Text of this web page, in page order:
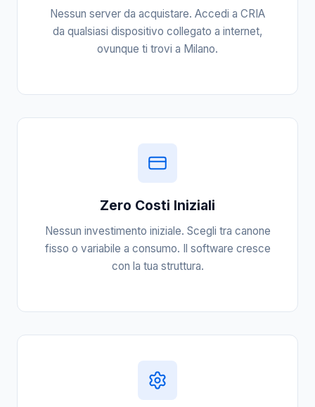
Nessun server da acquistare. Accedi a CRIA
da qualsiasi dispositivo collegato a internet,
ovunque ti trovi a Milano.
Zero Costi Iniziali
Nessun investimento iniziale. Scegli tra canone
fisso o variabile a consumo. Il software cresce
con la tua struttura.